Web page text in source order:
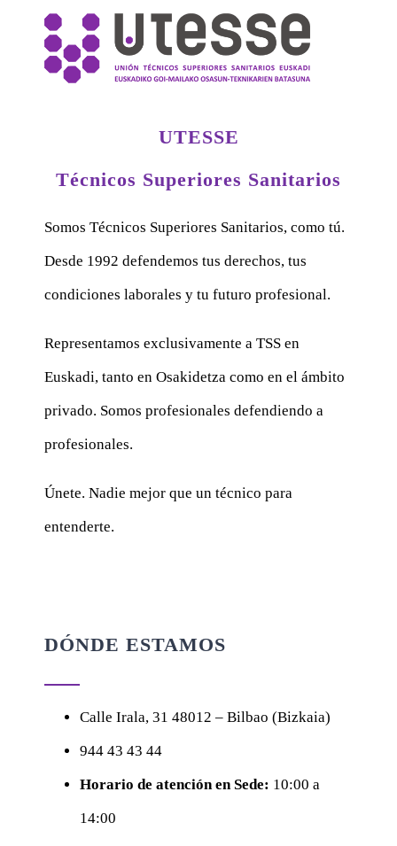
UTESSE
Técnicos Superiores Sanitarios
Somos Técnicos Superiores Sanitarios, como tú.
Desde 1992 defendemos tus derechos, tus
condiciones laborales y tu futuro profesional.
Representamos exclusivamente a TSS en
Euskadi, tanto en Osakidetza como en el ámbito
privado. Somos profesionales defendiendo a
profesionales.
Únete. Nadie mejor que un técnico para
entenderte.
DÓNDE ESTAMOS
Calle Irala, 31 48012 – Bilbao (Bizkaia)
944 43 43 44
Horario de atención en Sede: 10:00 a
14:00